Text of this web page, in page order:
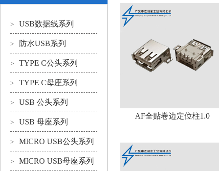
> USB数据线系列
> 防水USB系列
> TYPE C公头系列
> TYPE C母座系列
> USB 公头系列
> USB 母座系列
> MICRO USB公头系列
> MICRO USB母座系列
AF全贴卷边定位柱1.0